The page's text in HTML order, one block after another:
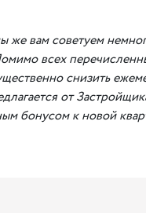
вам советуем
всех
снизить
от
бонусом к новой